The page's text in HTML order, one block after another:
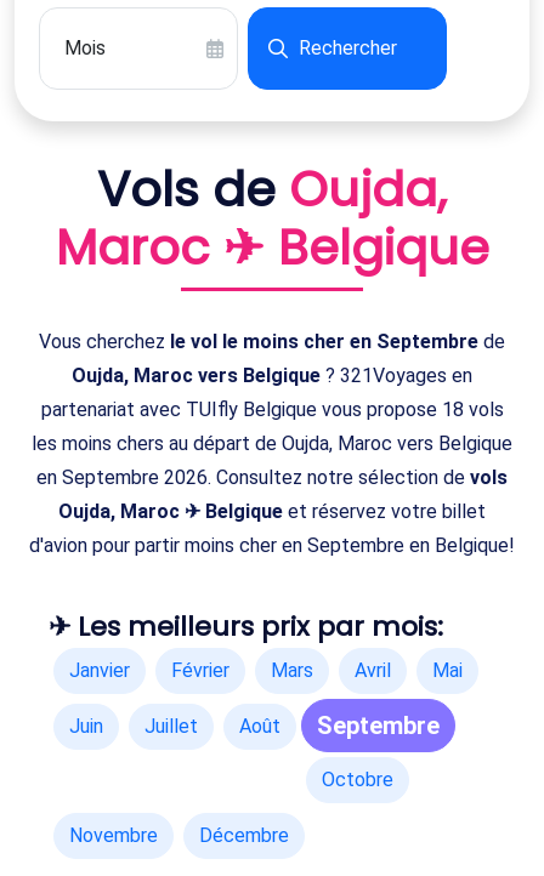
Rechercher
Vols de Oujda,
Maroc ✈ Belgique
Vous cherchez le vol le moins cher en Septembre de
Oujda, Maroc vers Belgique ? 321Voyages en
partenariat avec TUIfly Belgique vous propose 18 vols
les moins chers au départ de Oujda, Maroc vers Belgique
en Septembre 2026. Consultez notre sélection de vols
Oujda, Maroc ✈ Belgique et réservez votre billet
d'avion pour partir moins cher en Septembre en Belgique!
✈ Les meilleurs prix par mois:
Janvier Février Mars Avril Mai
Juin Juillet Août Septembre
Octobre
Novembre Décembre